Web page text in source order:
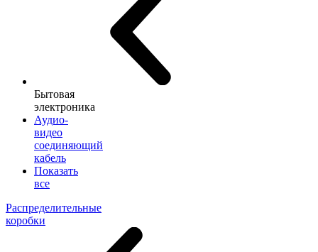
Бытовая
электроника
Аудио-
видео
соединяющий
кабель
Показать
все
Распределительные
коробки